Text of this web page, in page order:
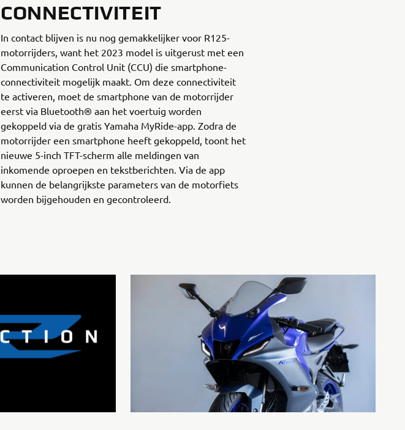
CONNECTIVITEIT
In contact blijven is nu nog gemakkelijker voor R125-
motorrijders, want het 2023 model is uitgerust met een
Communication Control Unit (CCU) die smartphone-
connectiviteit mogelijk maakt. Om deze connectiviteit
te activeren, moet de smartphone van de motorrijder
eerst via Bluetooth® aan het voertuig worden
gekoppeld via de gratis Yamaha MyRide-app. Zodra de
motorrijder een smartphone heeft gekoppeld, toont het
nieuwe 5-inch TFT-scherm alle meldingen van
inkomende oproepen en tekstberichten. Via de app
kunnen de belangrijkste parameters van de motorfiets
worden bijgehouden en gecontroleerd.